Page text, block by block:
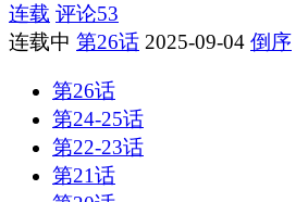
连载 评论53
连载中 第26话 2025-09-04 倒序
第26话
第24-25话
第22-23话
第21话